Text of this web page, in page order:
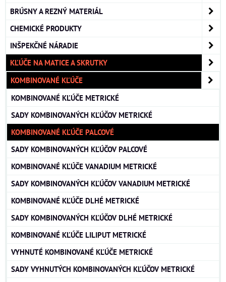
BRÚSNY A REZNÝ MATERIÁL
CHEMICKÉ PRODUKTY
INŠPEKČNÉ NÁRADIE
KĽÚČE NA MATICE A SKRUTKY
KOMBINOVANÉ KĽÚČE
KOMBINOVANÉ KĽÚČE METRICKÉ
SADY KOMBINOVANÝCH KĽÚČOV METRICKÉ
KOMBINOVANÉ KĽÚČE PALCOVÉ
SADY KOMBINOVANÝCH KĽÚČOV PALCOVÉ
KOMBINOVANÉ KĽÚČE VANADIUM METRICKÉ
SADY KOMBINOVANÝCH KĽÚČOV VANADIUM METRICKÉ
KOMBINOVANÉ KĽÚČE DLHÉ METRICKÉ
SADY KOMBINOVANÝCH KĽÚČOV DLHÉ METRICKÉ
KOMBINOVANÉ KĽÚČE LILIPUT METRICKÉ
VYHNUTÉ KOMBINOVANÉ KĽÚČE METRICKÉ
SADY VYHNUTÝCH KOMBINOVANÝCH KĽÚČOV METRICKÉ